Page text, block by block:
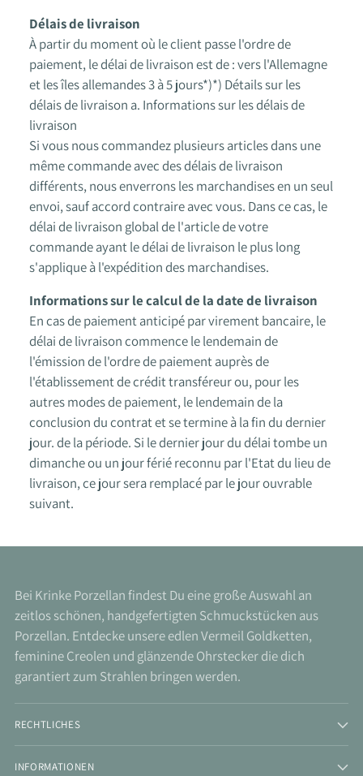
Délais de livraison
À partir du moment où le client passe l'ordre de
paiement, le délai de livraison est de : vers l'Allemagne
et les îles allemandes 3 à 5 jours*)*) Détails sur les
délais de livraison a. Informations sur les délais de
livraison
Si vous nous commandez plusieurs articles dans une
même commande avec des délais de livraison
différents, nous enverrons les marchandises en un seul
envoi, sauf accord contraire avec vous. Dans ce cas, le
délai de livraison global de l'article de votre
commande ayant le délai de livraison le plus long
s'applique à l'expédition des marchandises.
Informations sur le calcul de la date de livraison
En cas de paiement anticipé par virement bancaire, le
délai de livraison commence le lendemain de
l'émission de l'ordre de paiement auprès de
l'établissement de crédit transféreur ou, pour les
autres modes de paiement, le lendemain de la
conclusion du contrat et se termine à la fin du dernier
jour. de la période. Si le dernier jour du délai tombe un
dimanche ou un jour férié reconnu par l'Etat du lieu de
livraison, ce jour sera remplacé par le jour ouvrable
suivant.
Bei Krinke Porzellan findest Du eine große Auswahl an
zeitlos schönen, handgefertigten Schmuckstücken aus
Porzellan. Entdecke unsere edlen Vermeil Goldketten,
feminine Creolen und glänzende Ohrstecker die dich
garantiert zum Strahlen bringen werden.
RECHTLICHES
INFORMATIONEN